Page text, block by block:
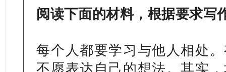
阅读下面的材料，根据要求写
每个人都要学习与他人相处
不愿表达自己的想法。其实